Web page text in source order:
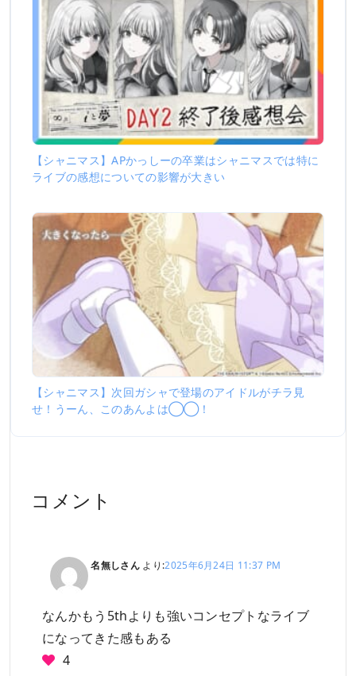
【シャニマス】APかっしーの卒業はシャニマスでは特に
ライブの感想についての影響が大きい
【シャニマス】次回ガシャで登場のアイドルがチラ見
せ！うーん、このあんよは◯◯！
コメント
名無しさん より:2025年6月24日 11:37 PM
なんかもう5thよりも強いコンセプトなライブ
になってきた感もある
4